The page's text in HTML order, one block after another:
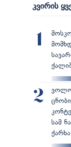
კვირის
1
2
სამ